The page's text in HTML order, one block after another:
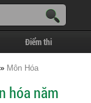
Điểm thi
» Môn Hóa
hóa năm